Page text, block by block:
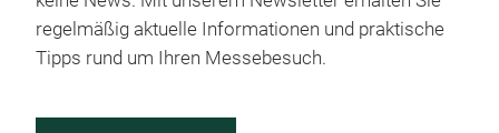
regelmäßig aktuelle Informationen und praktische
Tipps rund um Ihren Messebesuch.